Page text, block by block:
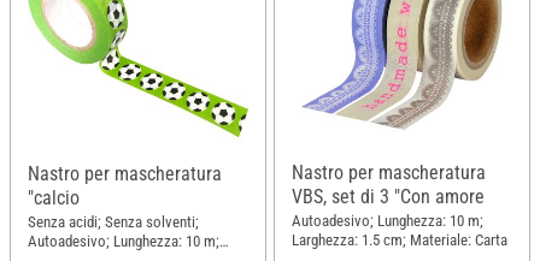
Nastro per mascheratura
"calcio
Senza acidi; Senza solventi;
Autoadesivo; Lunghezza: 10 m;
Nastro per mascheratura
VBS, set di 3 "Con amore
Autoadesivo; Lunghezza: 10 m;
Larghezza: 1.5 cm; Materiale: Carta